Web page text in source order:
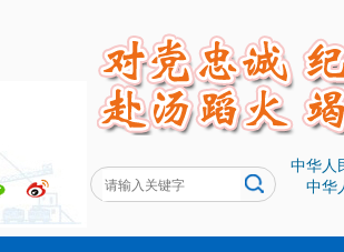
中华人
中华